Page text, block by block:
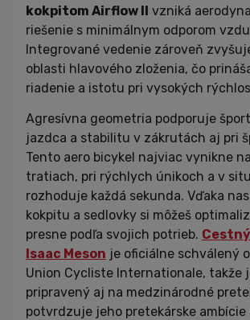
kokpitom Airflow II vzniká
riešenie s minimálnym odporom
Integrované vedenie zároveň
oblasti hlavového zloženia, čo
riadenie a istotu pri vysokých
Agresívna geometria podporuje
jazdca a stabilitu v zákrutách aj pri
Tento aero bicykel najviac vynikne
tratiach, pri rýchlych únikoch a v
rozhoduje každá sekunda. Vďaka
kokpitu a sedlovky si môžeš
presne podľa svojich potrieb.
Isaac Meson je oficiálne schválený
Union Cycliste Internationale, takže
pripravený aj na medzinárodné
potvrdzuje jeho pretekárske